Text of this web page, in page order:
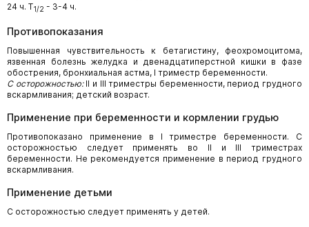
24 ч. T1/2 - 3-4 ч.
Противопоказания
Повышенная чувствительность к бетагистину, феохромоцитома,
язвенная болезнь желудка и двенадцатиперстной кишки в фазе
обострения, бронхиальная астма, I триместр беременности.
С осторожностью:II и III триместры беременности, период грудного
вскармливания; детский возраст.
Применение при беременности и кормлении грудью
Противопоказано применение в I триместре беременности. С
осторожностью следует применять во II и III триместрах
беременности. Не рекомендуется применение в период грудного
вскармливания.
Применение детьми
С осторожностью следует применять у детей.